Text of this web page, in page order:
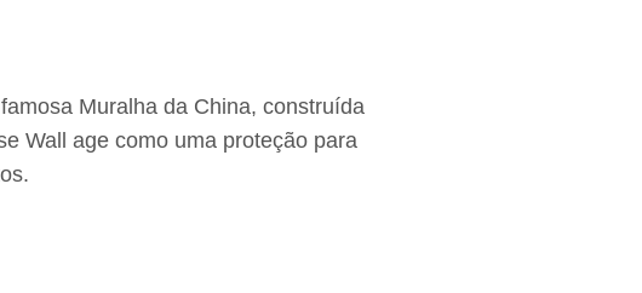
Muralha da China, construída
Wall age como uma proteção para